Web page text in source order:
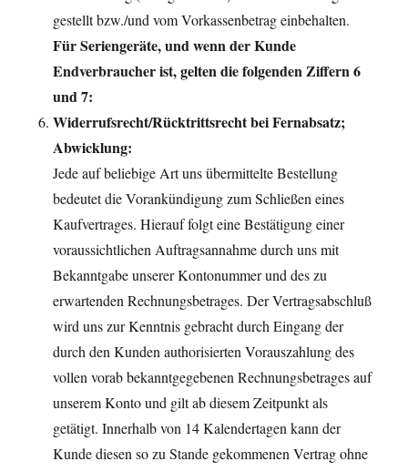
gestellt bzw./und vom Vorkassenbetrag einbehalten.
Für Seriengeräte, und wenn der Kunde
Endverbraucher ist, gelten die folgenden Ziffern 6
und 7:
Widerrufsrecht/Rücktrittsrecht bei Fernabsatz;
Abwicklung:
Jede auf beliebige Art uns übermittelte Bestellung
bedeutet die Vorankündigung zum Schließen eines
Kaufvertrages. Hierauf folgt eine Bestätigung einer
voraussichtlichen Auftragsannahme durch uns mit
Bekanntgabe unserer Kontonummer und des zu
erwartenden Rech­nungsbetrages. Der Vertragsabschluß
wird uns zur Kenntnis gebracht durch Eingang der
durch den Kunden authorisierten Vorauszahlung des
vollen vorab bekanntgegebenen Rechnungsbetrages auf
unserem Konto und gilt ab diesem Zeitpunkt als
getätigt. Innerhalb von 14 Kalendertagen kann der
Kunde diesen so zu Stande gekommenen Vertrag ohne